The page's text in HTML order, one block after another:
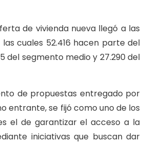
de vivienda nueva llegó a las
las cuales 52.416 hacen parte del
del segmento medio y 27.290 del
de propuestas entregado por
entrante, se fijó como uno de los
el de garantizar el acceso a la
iniciativas que buscan dar